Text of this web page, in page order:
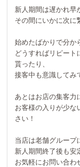
新人期間は遅かれ早
その間にいかに次に
始めたばかりで分か
どうすればリピート
貰ったり、
接客中も意識して
あとはお店の集客力
お客様の入りが少な
さい！
当店は老舗グループ
新人期間終了後も
お気軽にお問い合わ